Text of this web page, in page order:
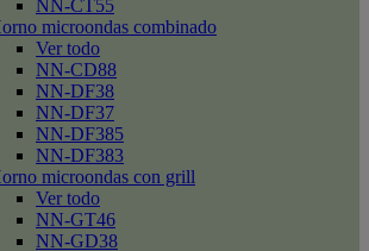
NN-CT55
microondas combinado
Ver todo
NN-CD88
NN-DF38
NN-DF37
NN-DF385
NN-DF383
microondas con grill
Ver todo
NN-GT46
NN-GD38